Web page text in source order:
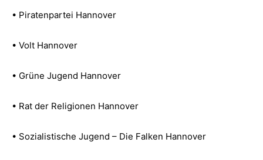
• Piratenpartei Hannover
• Volt Hannover
• Grüne Jugend Hannover
• Rat der Religionen Hannover
• Sozialistische Jugend – Die Falken Hannover